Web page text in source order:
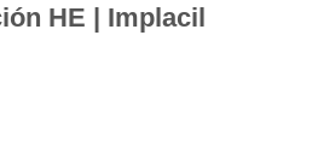
HE | Implacil